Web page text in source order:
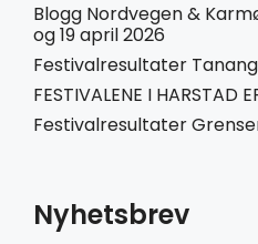
Blogg Nordvegen &
og 19 april 2026
Festivalresultater
FESTIVALENE I HARSTAD
Festivalresultater
Nyhetsbrev